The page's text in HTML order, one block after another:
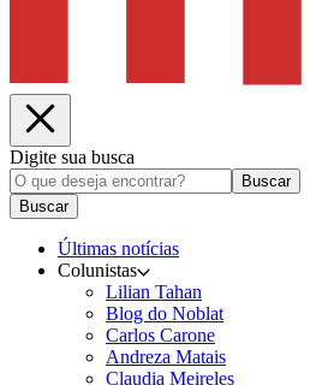
Digite sua busca
Buscar
Buscar
Últimas notícias
Colunistas
Lilian Tahan
Blog do Noblat
Carlos Carone
Andreza Matais
Claudia Meireles